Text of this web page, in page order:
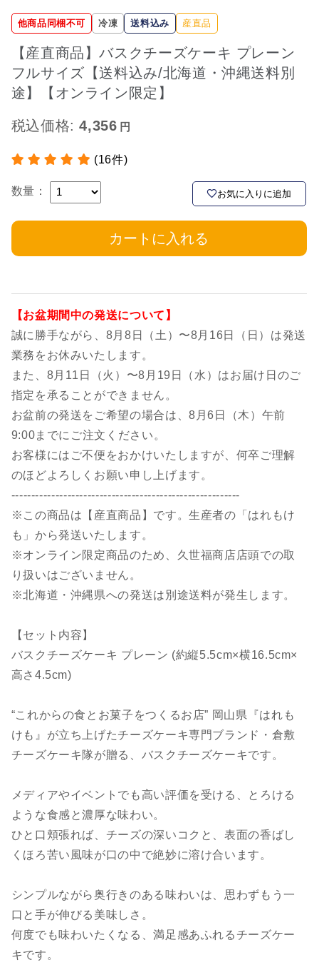
他商品同梱不可 冷凍 送料込み 産直品
【産直商品】バスクチーズケーキ プレーン
フルサイズ【送料込み/北海道・沖縄送料別
途】【オンライン限定】
税込価格:4,356
(16件)
数量： お気に入りに追加
カートに入れる
【お盆期間中の発送について】
誠に勝手ながら、8月8日（土）〜8月16日（日）は発送
業務をお休みいたします。
また、8月11日（火）〜8月19日（水）はお届け日のご
指定を承ることができません。
お盆前の発送をご希望の場合は、8月6日（木）午前
9:00までにご注文ください。
お客様にはご不便をおかけいたしますが、何卒ご理解
のほどよろしくお願い申し上げます。
---------------------------------------------------------
※この商品は【産直商品】です。生産者の「はれもけ
も」から発送いたします。
※オンライン限定商品のため、久世福商店店頭での取
り扱いはございません。
※北海道・沖縄県への発送は別途送料が発生します。
【セット内容】
バスクチーズケーキ プレーン (約縦5.5cm×横16.5cm×
高さ4.5cm)
“これからの食とお菓子をつくるお店” 岡山県『はれも
けも』が立ち上げたチーズケーキ専門ブランド・倉敷
チーズケーキ隊が贈る、バスクチーズケーキです。
メディアやイベントでも高い評価を受ける、とろける
ような食感と濃厚な味わい。
ひと口頬張れば、チーズの深いコクと、表面の香ばし
くほろ苦い風味が口の中で絶妙に溶け合います。
シンプルながら奥行きのある味わいは、思わずもう一
口と手が伸びる美味しさ。
何度でも味わいたくなる、満足感あふれるチーズケー
キです。